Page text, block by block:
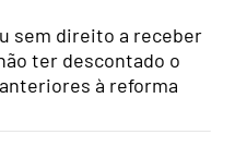
sem direito a receber
ter descontado o
à reforma